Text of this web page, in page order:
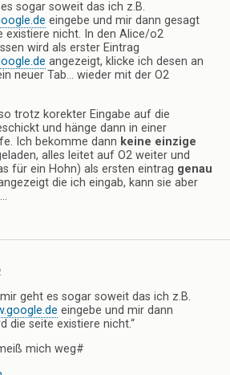
sogar soweit das ich z.B.
eingebe und mir dann gesagt
existiere nicht. In den Alice/o2
wird als erster Eintrag
angezeigt, klicke ich desen an
neuer Tab… wieder mit der O2
trotz korekter Eingabe auf die
und hänge dann in einer
Ich bekomme dann keine einzige
alles leitet auf O2 weiter und
für ein Hohn) als ersten eintrag genau
die ich eingab, kann sie aber
geht es sogar soweit das ich z.B.
eingebe und mir dann
die seite existiere nicht.“
mich weg#